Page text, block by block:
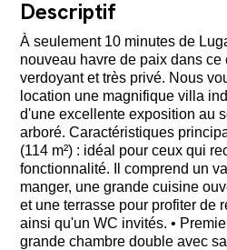
Descriptif
À seulement 10 minutes de
nouveau havre de paix dans ce
verdoyant et très privé. Nous
location une magnifique villa
d'une excellente exposition au
arboré. Caractéristiques
(114 m²) : idéal pour ceux qui
fonctionnalité. Il comprend un
manger, une grande cuisine
et une terrasse pour profiter de
ainsi qu'un WC invités. •
grande chambre double avec